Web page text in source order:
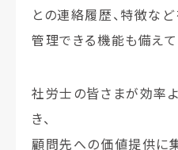
との連絡履歴、特徴など
管理できる機能も備えて
社労士の皆さまが効率
き、
顧問先への価値提供に